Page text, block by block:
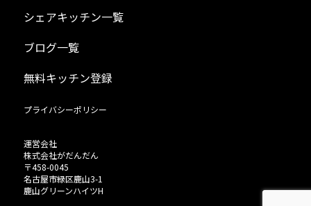
シェアキッチン一覧
ブログ一覧
無料キッチン登録
プライバシーポリシー
運営会社
株式会社がだんだん
〒458-0045
名古屋市緑区鹿山3-1
鹿山グリーンハイツH